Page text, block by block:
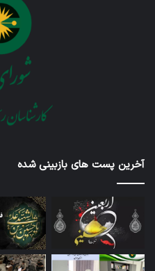
آخرین پست های بازبینی شده